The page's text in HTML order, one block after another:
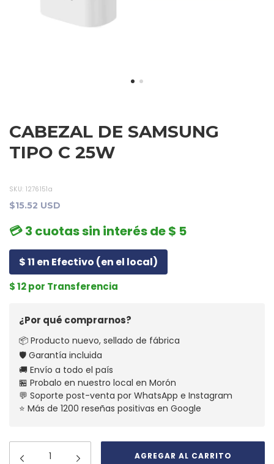
CABEZAL DE SAMSUNG
TIPO C 25W
SKU: 1276151a
$15.52 USD
💳 3 cuotas sin interés de $ 5
$ 11 en Efectivo (en el local)
$ 12 por Transferencia
¿Por qué comprarnos?
📦 Producto nuevo, sellado de fábrica
🛡️ Garantía incluida
🚚 Envío a todo el país
🏪 Probalo en nuestro local en Morón
💬 Soporte post-venta por WhatsApp e Instagram
⭐ Más de 1200 reseñas positivas en Google